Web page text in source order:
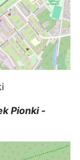
Pionki -